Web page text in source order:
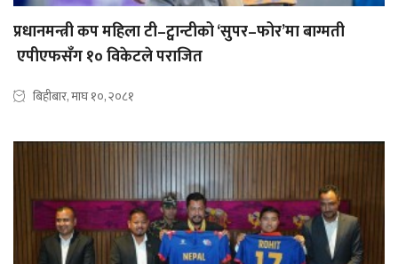
प्रधानमन्त्री कप महिला टी–ट्वान्टीको ‘सुपर–फोर’मा बाग्मती
एपीएफसँग १० विकेटले पराजित
बिहीबार, माघ १०, २०८१